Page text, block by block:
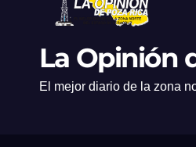
La Opinión
El mejor diario de la zona